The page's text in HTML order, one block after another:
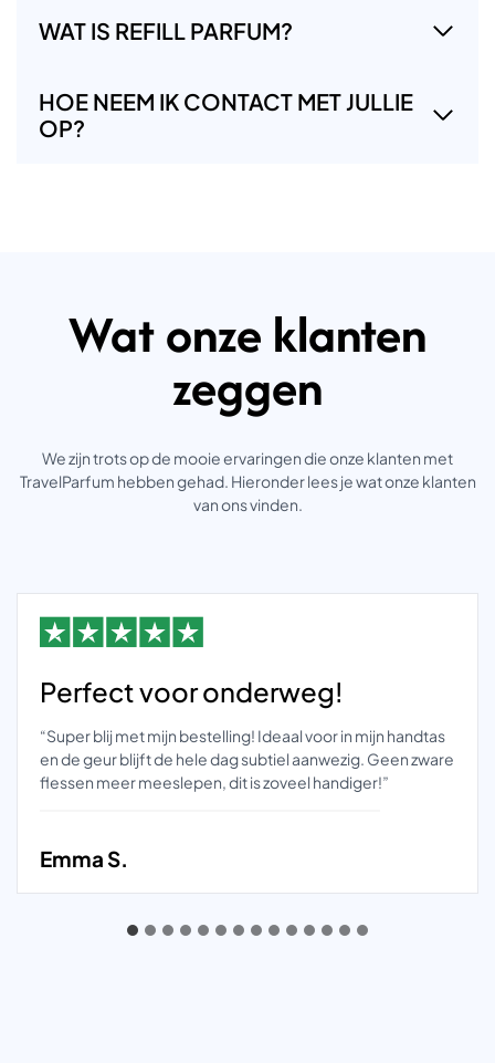
WAT IS REFILL PARFUM?
HOE NEEM IK CONTACT MET JULLIE
OP?
Wat onze klanten
zeggen
We zijn trots op de mooie ervaringen die onze klanten met
TravelParfum hebben gehad. Hieronder lees je wat onze klanten
van ons vinden.
Perfect voor onderweg!
“Super blij met mijn bestelling! Ideaal voor in mijn handtas
en de geur blijft de hele dag subtiel aanwezig. Geen zware
flessen meer meeslepen, dit is zoveel handiger!”
Emma S.